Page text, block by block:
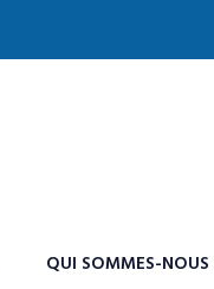
QUI SOMMES-NOUS